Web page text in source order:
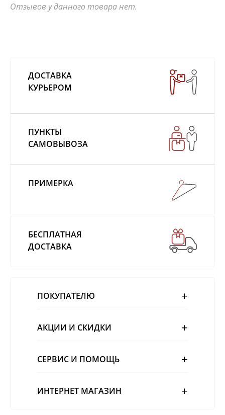
Отзывов у данного товара нет.
ДОСТАВКА
КУРЬЕРОМ
ПУНКТЫ
САМОВЫВОЗА
ПРИМЕРКА
БЕСПЛАТНАЯ
ДОСТАВКА
ПОКУПАТЕЛЮ
АКЦИИ И СКИДКИ
СЕРВИС И ПОМОЩЬ
ИНТЕРНЕТ МАГАЗИН